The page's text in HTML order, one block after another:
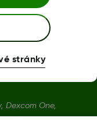
Dexcom One,
stránky